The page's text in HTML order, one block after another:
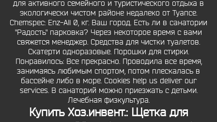
для активного семейного и туристического отдыха в
экологически чистом районе недалеко от Туапсе.
Chemspec: Enz-All 0, кг. Ваш город. Есть ли в санатории
"Радость" парковка? Через некоторое время с вами
свяжется менеджер. Средства для чистки туалетов.
Скатерти одноразовые. Порошки для стирки.
Понравилось: Все прекрасно. Проводила все время,
занимаясь любимым спортом, потом плескалась в
бассейне либо в море. Cookies help us deliver our
services. В санаторий можно приезжать с детьми.
Лечебная физкультура.
Купить Хоз.инвент.: Щетка для